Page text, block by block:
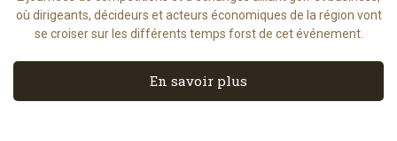
où dirigeants, décideurs et acteurs économiques de la région vont
se croiser sur les différents temps forst de cet événement.
En savoir plus